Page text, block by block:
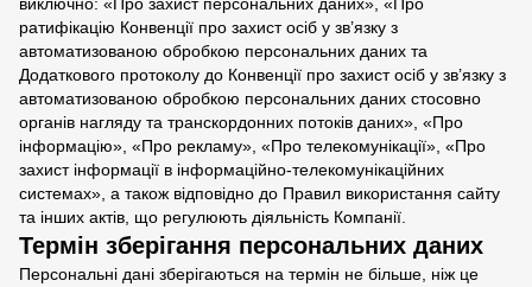
ратифікацію Конвенції про захист осіб у зв’язку з
автоматизованою обробкою персональних даних та
Додаткового протоколу до Конвенції про захист осіб у зв’язку з
автоматизованою обробкою персональних даних стосовно
органів нагляду та транскордонних потоків даних», «Про
інформацію», «Про рекламу», «Про телекомунікації», «Про
захист інформації в інформаційно-телекомунікаційних
системах», а також відповідно до Правил використання сайту
та інших актів, що регулюють діяльність Компанії.
Термін зберігання персональних даних
Персональні дані зберігаються на термін не більше, ніж це